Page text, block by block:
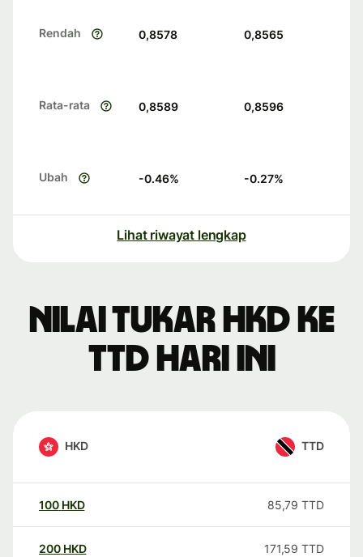
Rendah 0,8578 0,8565
Rata-rata 0,8589 0,8596
Ubah -0.46% -0.27%
Lihat riwayat lengkap
Nilai tukar HKD ke
TTD hari ini
HKD TTD
100 HKD 85,79 TTD
200 HKD 171,59 TTD